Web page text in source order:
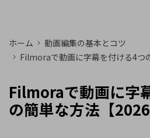
ホーム
動画編集の基本とコツ
Filmoraで動画に字幕を付ける4つ
Filmoraで動画に字
の簡単な方法【2026